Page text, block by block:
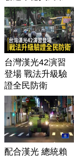
AI資料中心供應鏈
洗牌？台灣喜迎轉
單！成關鍵樞紐？
｜#財經新聞
│20260805 (三)
台灣漢光42演習
登場 戰法升級驗
證全民防衛
配合漢光 總統賴